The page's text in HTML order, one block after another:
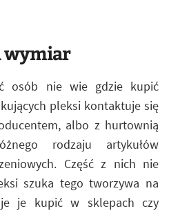
wymiar
osób nie wie gdzie kupić
pleksi kontaktuje się
albo z hurtownią
rodzaju artykułów
Część z nich nie
szuka tego tworzywa na
je kupić w sklepach czy